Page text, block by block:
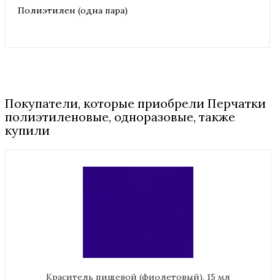
Полиэтилен (одна пара)
Покупатели, которые приобрели Перчатки
полиэтиленовые, одноразовые, также
купили
Краситель пищевой (фиолетовый), 15 мл